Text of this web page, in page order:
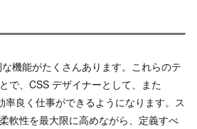
機能がたくさんあります。これらのテ
で、CSS デザイナーとして、また
率良く仕事ができるようになります。ス
軟性を最大限に高めながら、定義すべ